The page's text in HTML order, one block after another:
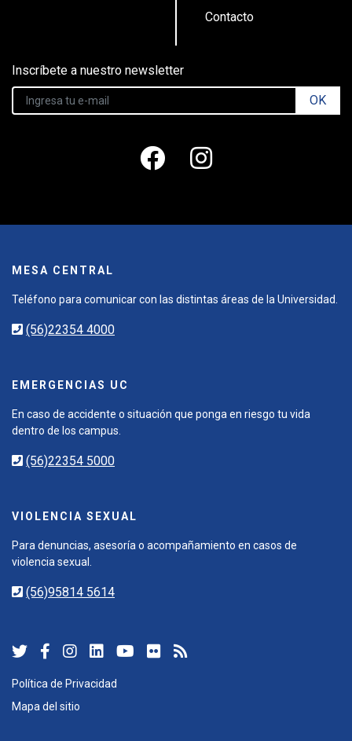
Contacto
Inscríbete a nuestro newsletter
OK
MESA CENTRAL
Teléfono para comunicar con las distintas áreas de la Universidad.
(56)22354 4000
EMERGENCIAS UC
En caso de accidente o situación que ponga en riesgo tu vida
dentro de los campus.
(56)22354 5000
VIOLENCIA SEXUAL
Para denuncias, asesoría o acompañamiento en casos de
violencia sexual.
(56)95814 5614
Política de Privacidad
Mapa del sitio